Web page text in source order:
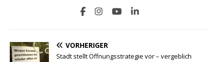
VORHERIGER
Stadt stellt Öffnungsstrategie vor – vergeblich